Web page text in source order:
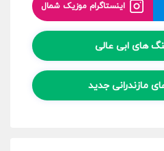
اینستاگرام موزیک شمال
های ابی عالی
مازندرانی جدید